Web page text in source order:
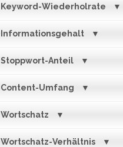
Keyword-Wiederholrate
Informationsgehalt
Stoppwort-Anteil
Content-Umfang
Wortschatz
Wortschatz-Verhältnis